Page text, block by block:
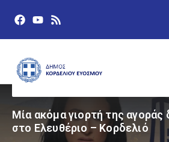
Μία ακόμα γιορτή της αγοράς
στο Ελευθέριο – Κορδελιό